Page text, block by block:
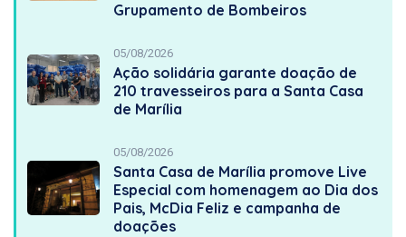
Grupamento de Bombeiros
05/08/2026
Ação solidária garante doação de
210 travesseiros para a Santa Casa
de Marília
05/08/2026
Santa Casa de Marília promove Live
Especial com homenagem ao Dia dos
Pais, McDia Feliz e campanha de
doações